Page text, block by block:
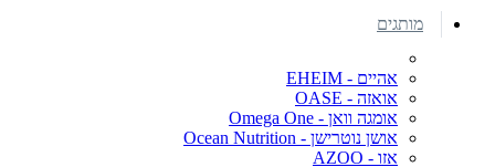
מותגים
אהיים - EHEIM
אואזה - OASE
אומגה וואן - Omega One
אושן נוטרישן - Ocean Nutrition
אזו - AZOO